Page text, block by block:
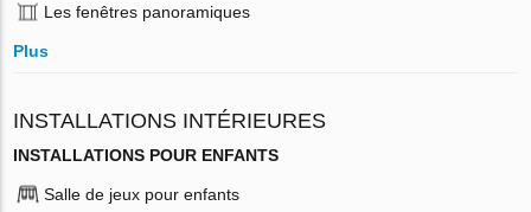
Les fenêtres panoramiques
Plus
INSTALLATIONS INTÉRIEURES
INSTALLATIONS POUR ENFANTS
Salle de jeux pour enfants